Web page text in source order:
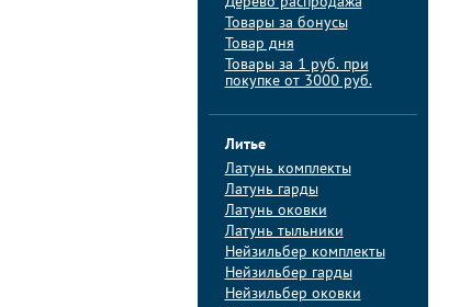
Товары за бонусы
Товар дня
Товары за 1 руб. при
покупке от 3000 руб.
Литье
Латунь комплекты
Латунь гарды
Латунь оковки
Латунь тыльники
Нейзильбер комплекты
Нейзильбер гарды
Нейзильбер оковки